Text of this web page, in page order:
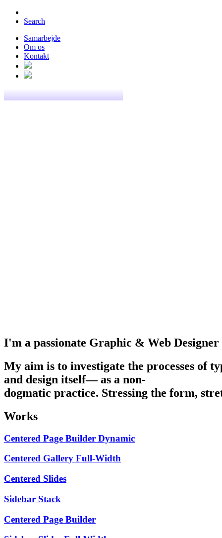
Search
Samarbejde
Om os
Kontakt
I'm a passionate Graphic & Web Designer
My aim is to investigate the processes of
and design itself— as a non-
dogmatic practice. Stressing the form,
Works
Centered Page Builder Dynamic
Centered Gallery Full-Width
Centered Slides
Sidebar Stack
Centered Page Builder